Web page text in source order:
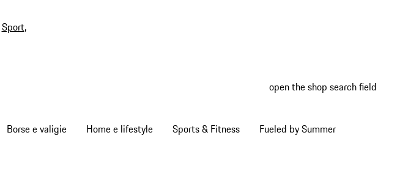
Sport,
open the shop search field
Borse e valigie Home e lifestyle Sports & Fitness Fueled by Summer